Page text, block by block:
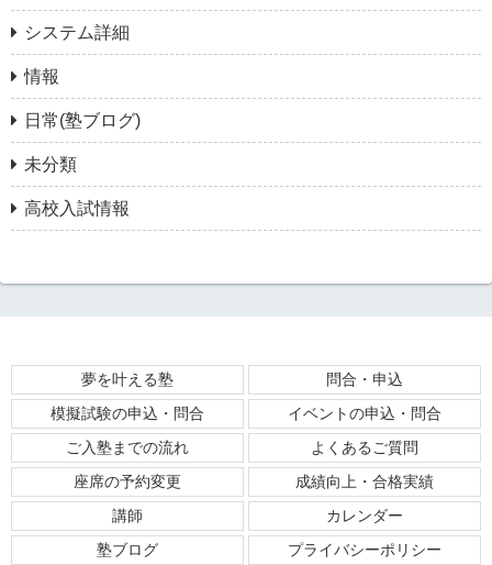
システム詳細
情報
日常(塾ブログ)
未分類
高校入試情報
夢を叶える塾
問合・申込
模擬試験の申込・問合
イベントの申込・問合
ご入塾までの流れ
よくあるご質問
座席の予約変更
成績向上・合格実績
講師
カレンダー
塾ブログ
プライバシーポリシー